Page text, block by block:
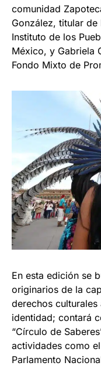
comunidad
González, titular
Instituto de los
México, y Gabriela
Fondo Mixto de
En esta edición se
originarios de la
derechos
identidad; contará
“Círculo de
actividades como
Parlamento